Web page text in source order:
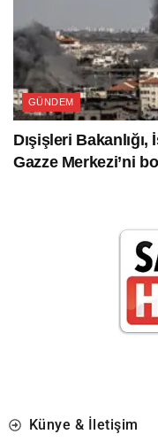
GÜNDEM
Dışişleri Bakanlığı,
Gazze Merkezi’ni
Künye & İletişim